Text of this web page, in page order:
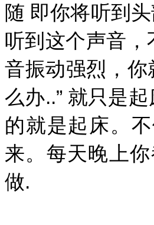
随 即你将听到
听到这个声音
音振动强烈，你
么办..” 就只是
的就是起床。
来。每天晚上
做.